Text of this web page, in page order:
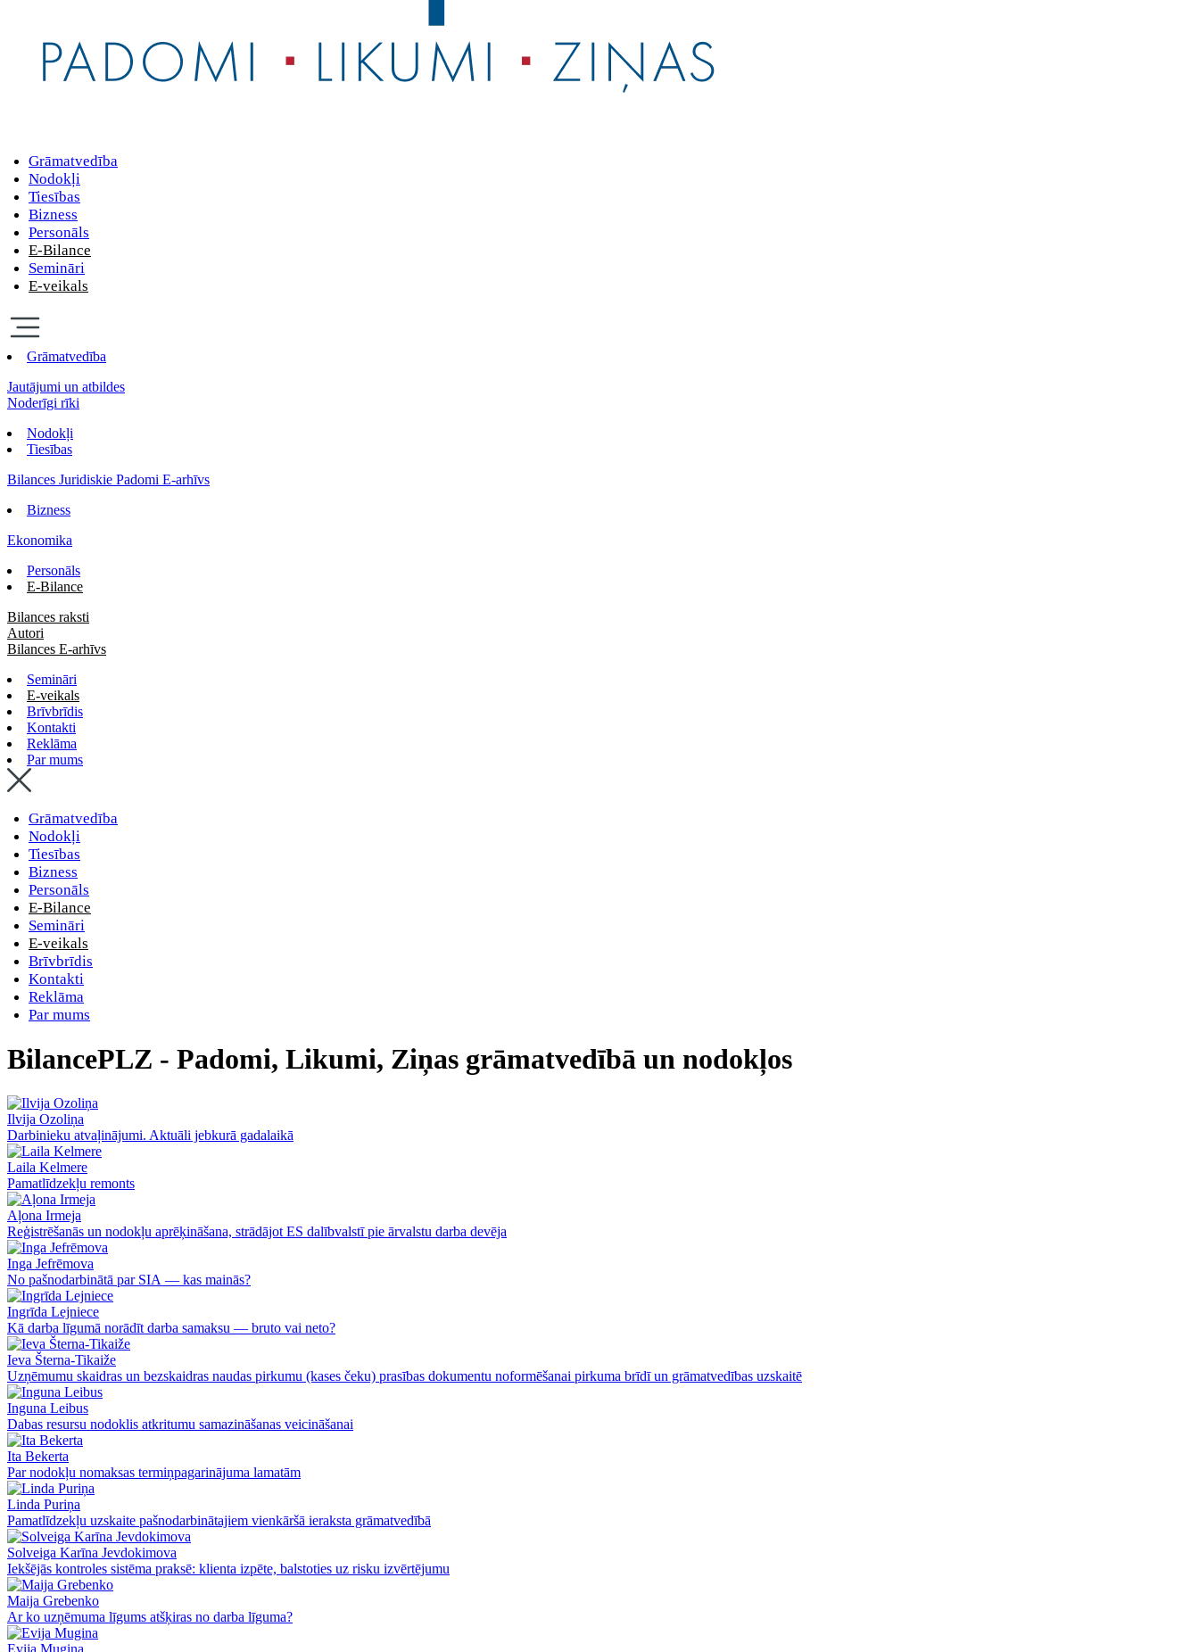
Grāmatvedība
Nodokļi
Tiesības
Bizness
Personāls
E-Bilance
Semināri
E-veikals
Grāmatvedība
Jautājumi un atbildes
Noderīgi rīki
Nodokļi
Tiesības
Bilances Juridiskie Padomi E-arhīvs
Bizness
Ekonomika
Personāls
E-Bilance
Bilances raksti
Autori
Bilances E-arhīvs
Semināri
E-veikals
Brīvbrīdis
Kontakti
Reklāma
Par mums
Grāmatvedība
Nodokļi
Tiesības
Bizness
Personāls
E-Bilance
Semināri
E-veikals
Brīvbrīdis
Kontakti
Reklāma
Par mums
BilancePLZ - Padomi, Likumi, Ziņas grāmatvedībā un nodokļos
Ilvija Ozoliņa
Darbinieku atvaļinājumi. Aktuāli jebkurā gadalaikā
Laila Kelmere
Pamatlīdzekļu remonts
Aļona Irmeja
Reģistrēšanās un nodokļu aprēķināšana, strādājot ES dalībvalstī pie ārvalstu darba devēja
Inga Jefrēmova
No pašnodarbinātā par SIA — kas mainās?
Ingrīda Lejniece
Kā darba līgumā norādīt darba samaksu — bruto vai neto?
Ieva Šterna-Tikaiže
Uzņēmumu skaidras un bezskaidras naudas pirkumu (kases čeku) prasības dokumentu noformēšanai pirkuma brīdī un grāmatvedības uzskaitē
Inguna Leibus
Dabas resursu nodoklis atkritumu samazināšanas veicināšanai
Ita Bekerta
Par nodokļu nomaksas termiņpagarinājuma lamatām
Linda Puriņa
Pamatlīdzekļu uzskaite pašnodarbinātajiem vienkāršā ieraksta grāmatvedībā
Solveiga Karīna Jevdokimova
Iekšējās kontroles sistēma praksē: klienta izpēte, balstoties uz risku izvērtējumu
Maija Grebenko
Ar ko uzņēmuma līgums atšķiras no darba līguma?
Evija Mugina